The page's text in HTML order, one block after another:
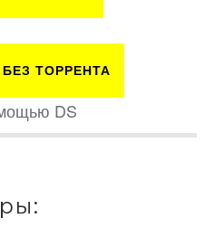
ТОРРЕНТА
DS